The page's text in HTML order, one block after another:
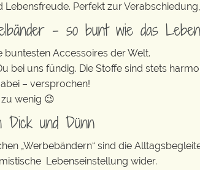
Perfekt zur
– so bunt wie das Leben
Accessoires der Welt.
bei uns fündig. Die Stoffe sind stets
– versprochen!
wenig 😉
Dick und Dünn
„Werbebändern“ sind die
Lebenseinstellung wider.